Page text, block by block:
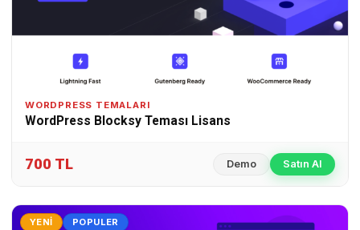
WORDPRESS TEMALARI
WordPress Blocksy Teması Lisans
700 TL Demo Satın Al
YENI POPULER